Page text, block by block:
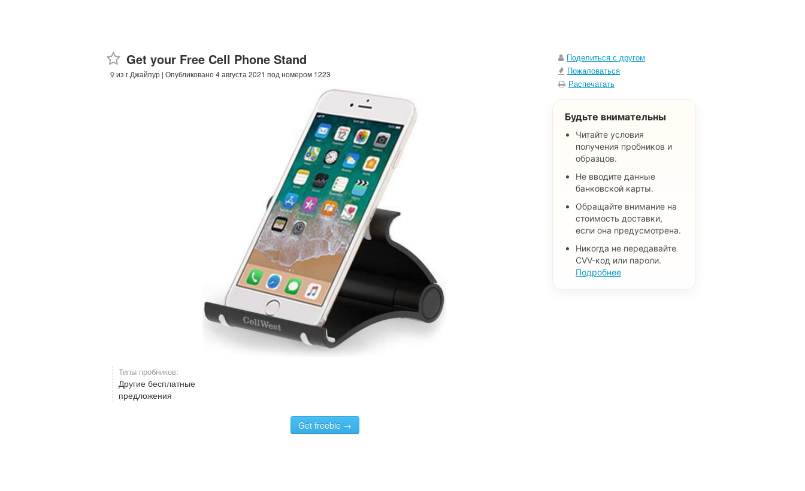
Get your Free Cell Phone Stand
из г.Джайпур | Опубликовано 4 августа 2021 под номером 1223
Типы пробников:
Другие бесплатные
предложения
Get freebie →
Поделиться с другом
Пожаловаться
Распечатать
Будьте внимательны
Читайте условия
получения пробников и
образцов.
Не вводите данные
банковской карты.
Обращайте внимание на
стоимость доставки,
если она предусмотрена.
Никогда не передавайте
CVV-код или пароли.
Подробнее